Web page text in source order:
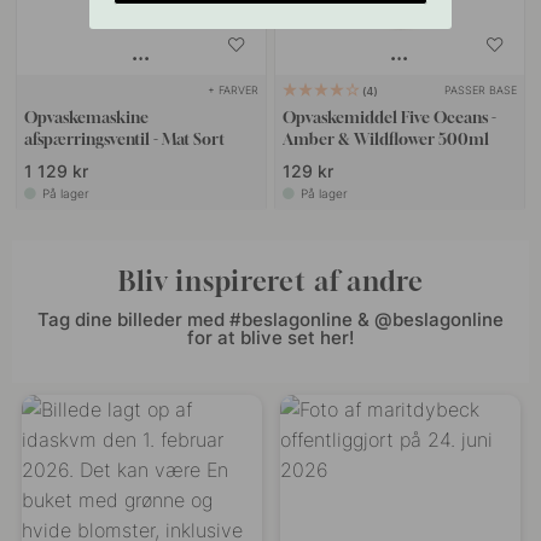
+ FARVER
Opvaskemaskine
afspærringsventil - Mat Sort
1 129 kr
På lager
4 PASSER BASE
Opvaskemiddel Five Oceans -
Amber & Wildflower 500ml
129 kr
På lager
Bliv inspireret af andre
Tag dine billeder med #beslagonline & @beslagonline
for at blive set her!